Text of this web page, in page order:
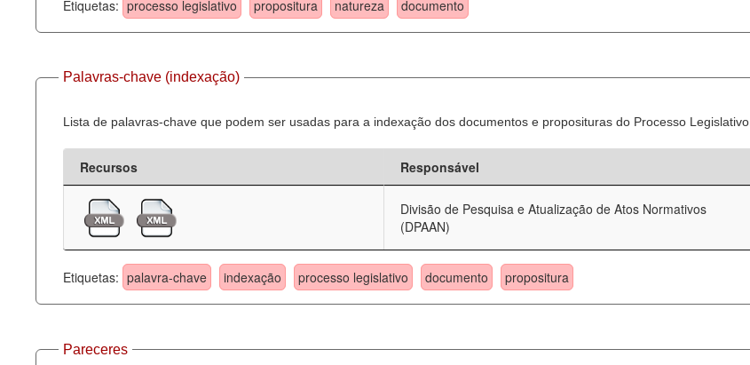
Etiquetas: processo legislativo propositura natureza documento
Palavras-chave (indexação)
Lista de palavras-chave que podem ser usadas para a indexação dos documentos e proposituras do Processo Legislativo.
Recursos Responsável
Divisão de Pesquisa e Atualização de Atos Normativos
(DPAAN)
Etiquetas: palavra-chave indexação processo legislativo documento propositura
Pareceres